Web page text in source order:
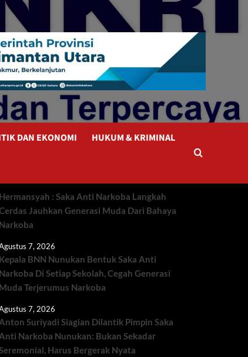
DAN EKONOMI HUKUM & KRIMINAL
Hermansyah : Saka Anti Narkoba Langkah
Jauhkan Generasi Muda Dari Bahaya
Narkoba
7, 2026
Kepala BNN Nunukan Bentuk Saka Anti
Narkoba Di Setiap Sekolah, Cegah Generasi
Muda Terjerumus Narkoba
7, 2026
Suriyadi Siagian Dilantik Pimpin Saka
Narkoba Nunukan: Bukan Sekadar
Harus Bergerak Nyata